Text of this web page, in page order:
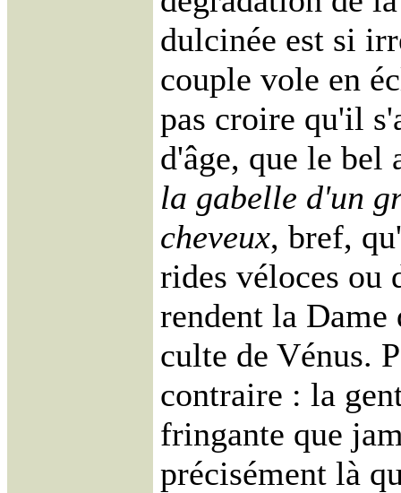
dulcinée est si
couple vole en
pas croire qu'il
d'âge, que le bel
la gabelle d'un
cheveux, bref,
rides véloces ou
rendent la Dame
culte de Vénus.
contraire : la
fringante que
précisément là